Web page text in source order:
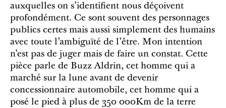
auxquelles on s’identifient nous déçoivent
profondément. Ce sont souvent des personnages
publics certes mais aussi simplement des humains
avec toute l’ambiguïté de l’être. Mon intention
n’est pas de juger mais de faire un constat. Cette
pièce parle de Buzz Aldrin, cet homme qui a
marché sur la lune avant de devenir
concessionnaire automobile, cet homme qui a
posé le pied à plus de 350 000Km de la terre